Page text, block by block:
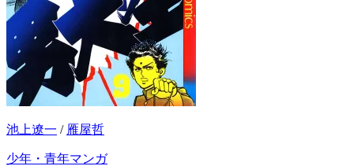
池上遼一 / 雁屋哲
少年・青年マンガ